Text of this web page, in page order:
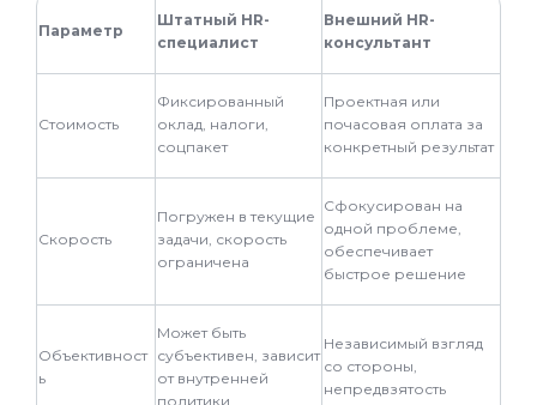
Параметр
Штатный HR-
специалист
Внешний HR-
консультант
Стоимость
Фиксированный
оклад, налоги,
соцпакет
Проектная или
почасовая оплата за
конкретный результат
Скорость
Погружен в текущие
задачи, скорость
ограничена
Сфокусирован на
одной проблеме,
обеспечивает
быстрое решение
Объективност
ь
Может быть
субъективен, зависит
от внутренней
политики
Независимый взгляд
со стороны,
непредвзятость